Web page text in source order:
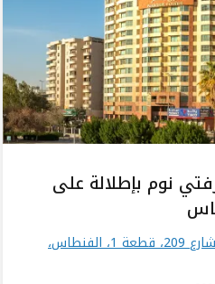
نوم بإطلالة على
الطريق الساحلي، شارع 209، قطعة 1، الفنطاس،